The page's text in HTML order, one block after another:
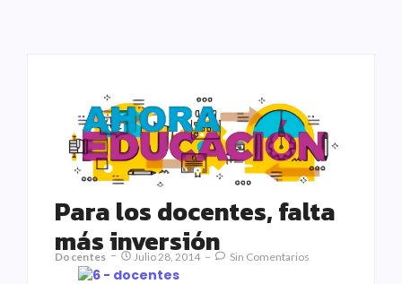
Para los docentes, falta
más inversión
Docentes Julio 28, 2014 Sin Comentarios